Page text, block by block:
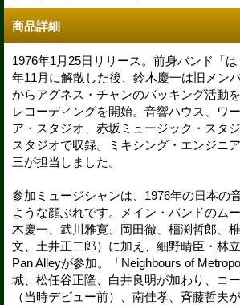
商品詳細
1976年1月25日リリース。前身バンド「
年11月に解散した後、鈴木慶一は旧メン
からアグネス・チャンのバッキング活動
レコーディングを開始。音響ハウス、ワ
ア・スタジオ、赤坂ミュージック・スタ
スタジオで収録。ミキシング・エンジニ
三が担当しました。
参加ミュージシャンは、1976年の日本の
ような顔ぶれです。メイン・バンドのム
木慶一、武川雅寛、岡田徹、橿渕哲郎、
文、土井正二郎）に加え、細野晴臣・林
Pan Alleyが参加。「Neighbours of
城、松任谷正隆、白井良明が加わり、コ
（当時デビュー前）、南佳孝、斉藤哲夫